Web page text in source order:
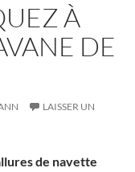
À
DE
LAISSER UN
de navette